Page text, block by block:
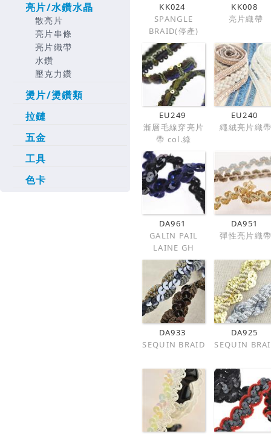
亮片/水鑽水晶
散亮片
亮片串條
亮片織帶
水鑽
壓克力鑽
燙片/燙鑽類
拉鏈
五金
工具
色卡
KK024
SPANGLE
BRAID(停產)
KK008
亮片織帶
EU249
漸層毛線穿亮片
帶 col.綠
EU240
繩絨亮片織
DA961
GALIN PAIL
LAINE GH
DA951
彈性亮片織
DA933
SEQUIN BRAID
DA925
SEQUIN